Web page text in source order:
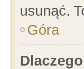
usunąć.
Góra